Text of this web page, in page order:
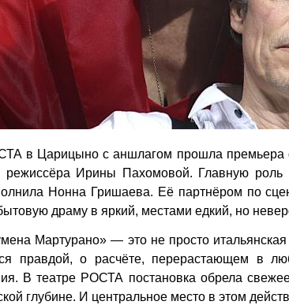
в Царицыно с аншлагом прошла премьера
режиссёра Ирины Пахомовой. Главную роль
Нонна Гришаева. Её партнёром по
драму в яркий, местами едкий, но
Мартурано» — это не просто
правдой, о расчёте, перерастающем в
В театре РОСТА постановка обрела
глубине. И центральное место в этом